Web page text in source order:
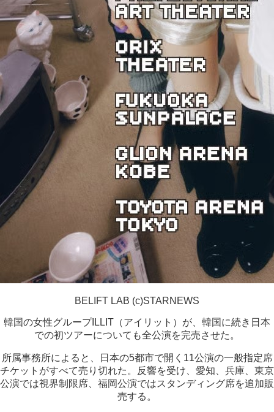
BELIFT LAB (c)STARNEWS
韓国の女性グループILLIT（アイリット）が、韓国に続き日本
での初ツアーについても全公演を完売させた。
所属事務所によると、日本の5都市で開く11公演の一般指定席
チケットがすべて売り切れた。反響を受け、愛知、兵庫、東京
公演では視界制限席、福岡公演ではスタンディング席を追加販
売する。